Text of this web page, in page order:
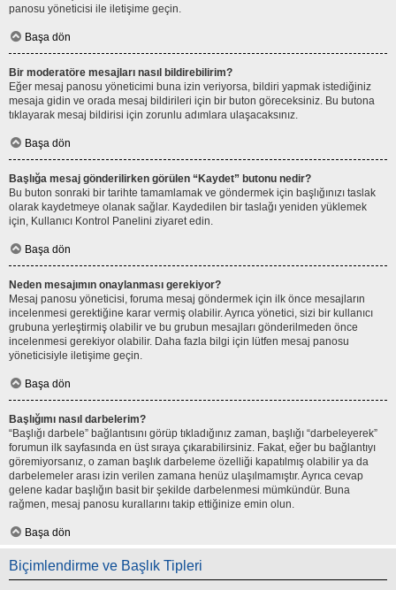
panosu yöneticisi ile iletişime geçin.
Başa dön
Bir moderatöre mesajları nasıl bildirebilirim?
Eğer mesaj panosu yöneticimi buna izin veriyorsa, bildiri yapmak istediğiniz
mesaja gidin ve orada mesaj bildirileri için bir buton göreceksiniz. Bu butona
tıklayarak mesaj bildirisi için zorunlu adımlara ulaşacaksınız.
Başa dön
Başlığa mesaj gönderilirken görülen “Kaydet” butonu nedir?
Bu buton sonraki bir tarihte tamamlamak ve göndermek için başlığınızı taslak
olarak kaydetmeye olanak sağlar. Kaydedilen bir taslağı yeniden yüklemek
için, Kullanıcı Kontrol Panelini ziyaret edin.
Başa dön
Neden mesajımın onaylanması gerekiyor?
Mesaj panosu yöneticisi, foruma mesaj göndermek için ilk önce mesajların
incelenmesi gerektiğine karar vermiş olabilir. Ayrıca yönetici, sizi bir kullanıcı
grubuna yerleştirmiş olabilir ve bu grubun mesajları gönderilmeden önce
incelenmesi gerekiyor olabilir. Daha fazla bilgi için lütfen mesaj panosu
yöneticisiyle iletişime geçin.
Başa dön
Başlığımı nasıl darbelerim?
“Başlığı darbele” bağlantısını görüp tıkladığınız zaman, başlığı “darbeleyerek”
forumun ilk sayfasında en üst sıraya çıkarabilirsiniz. Fakat, eğer bu bağlantıyı
göremiyorsanız, o zaman başlık darbeleme özelliği kapatılmış olabilir ya da
darbelemeler arası izin verilen zamana henüz ulaşılmamıştır. Ayrıca cevap
gelene kadar başlığın basit bir şekilde darbelenmesi mümkündür. Buna
rağmen, mesaj panosu kurallarını takip ettiğinize emin olun.
Başa dön
Biçimlendirme ve Başlık Tipleri